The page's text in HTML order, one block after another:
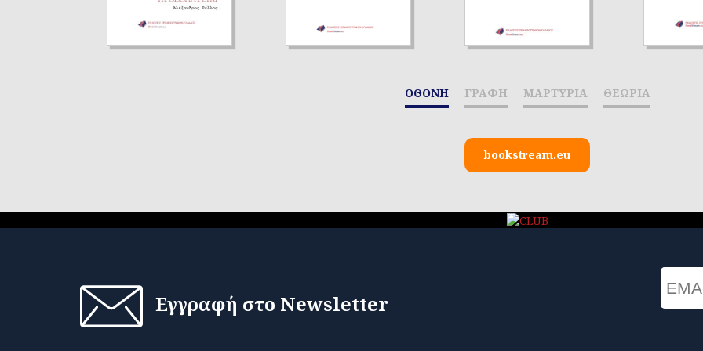
ΟΘΟΝΗ ΓΡΑΦΗ ΜΑΡΤΥΡΙΑ ΘΕΩΡΙΑ
bookstream.eu
Εγγραφή στο Newsletter